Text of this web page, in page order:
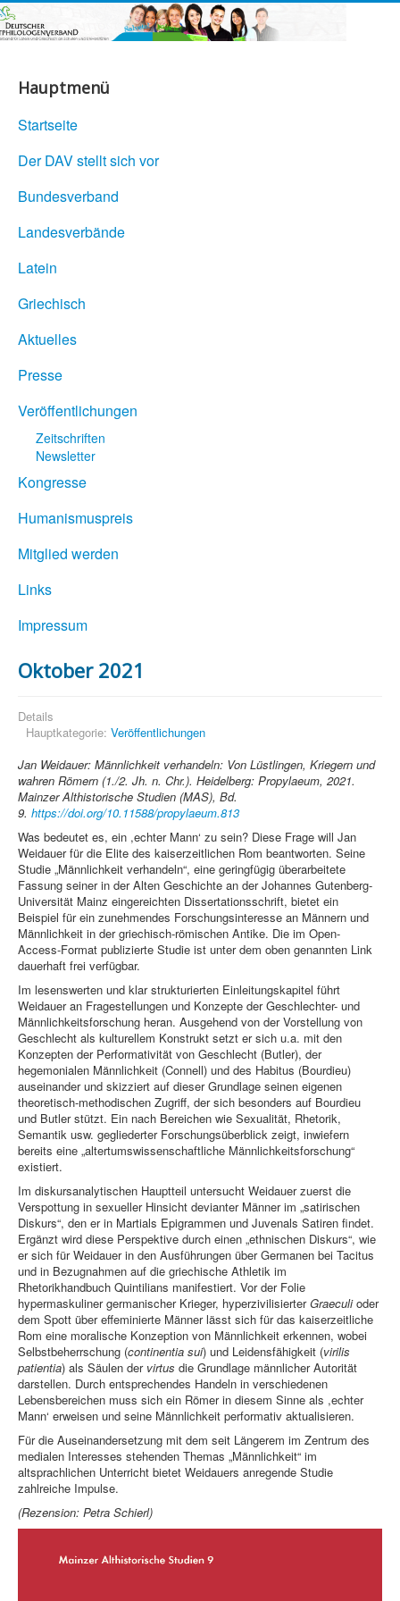
Hauptmenü
Startseite
Der DAV stellt sich vor
Bundesverband
Landesverbände
Latein
Griechisch
Aktuelles
Presse
Veröffentlichungen
Zeitschriften
Newsletter
Kongresse
Humanismuspreis
Mitglied werden
Links
Impressum
Oktober 2021
Details
Hauptkategorie: Veröffentlichungen
Jan Weidauer: Männlichkeit verhandeln: Von Lüstlingen, Kriegern und
wahren Römern (1./2. Jh. n. Chr.). Heidelberg: Propylaeum, 2021.
Mainzer Althistorische Studien (MAS), Bd.
9. https://doi.org/10.11588/propylaeum.813
Was bedeutet es, ein ,echter Mann‘ zu sein? Diese Frage will Jan
Weidauer für die Elite des kaiserzeitlichen Rom beantworten. Seine
Studie „Männlichkeit verhandeln“, eine geringfügig überarbeitete
Fassung seiner in der Alten Geschichte an der Johannes Gutenberg-
Universität Mainz eingereichten Dissertationsschrift, bietet ein
Beispiel für ein zunehmendes Forschungsinteresse an Männern und
Männlichkeit in der griechisch-römischen Antike. Die im Open-
Access-Format publizierte Studie ist unter dem oben genannten Link
dauerhaft frei verfügbar.
Im lesenswerten und klar strukturierten Einleitungskapitel führt
Weidauer an Fragestellungen und Konzepte der Geschlechter- und
Männlichkeitsforschung heran. Ausgehend von der Vorstellung von
Geschlecht als kulturellem Konstrukt setzt er sich u.a. mit den
Konzepten der Performativität von Geschlecht (Butler), der
hegemonialen Männlichkeit (Connell) und des Habitus (Bourdieu)
auseinander und skizziert auf dieser Grundlage seinen eigenen
theoretisch-methodischen Zugriff, der sich besonders auf Bourdieu
und Butler stützt. Ein nach Bereichen wie Sexualität, Rhetorik,
Semantik usw. gegliederter Forschungsüberblick zeigt, inwiefern
bereits eine „altertumswissenschaftliche Männlichkeitsforschung“
existiert.
Im diskursanalytischen Hauptteil untersucht Weidauer zuerst die
Verspottung in sexueller Hinsicht devianter Männer im „satirischen
Diskurs“, den er in Martials Epigrammen und Juvenals Satiren findet.
Ergänzt wird diese Perspektive durch einen „ethnischen Diskurs“, wie
er sich für Weidauer in den Ausführungen über Germanen bei Tacitus
und in Bezugnahmen auf die griechische Athletik im
Rhetorikhandbuch Quintilians manifestiert. Vor der Folie
hypermaskuliner germanischer Krieger, hyperzivilisierterGraeculioder
dem Spott über effeminierte Männer lässt sich für das kaiserzeitliche
Rom eine moralische Konzeption von Männlichkeit erkennen, wobei
Selbstbeherrschung (continentia sui) und Leidensfähigkeit (virilis
patientia) als Säulen der virtus die Grundlage männlicher Autorität
darstellen. Durch entsprechendes Handeln in verschiedenen
Lebensbereichen muss sich ein Römer in diesem Sinne als ,echter
Mann‘ erweisen und seine Männlichkeit performativ aktualisieren.
Für die Auseinandersetzung mit dem seit Längerem im Zentrum des
medialen Interesses stehenden Themas „Männlichkeit“ im
altsprachlichen Unterricht bietet Weidauers anregende Studie
zahlreiche Impulse.
(Rezension: Petra Schierl)